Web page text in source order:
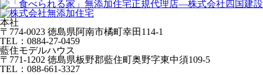
本社
〒774-0023 徳島県阿南市橘町幸田114-1
TEL：0884-27-0459
藍住モデルハウス
〒771-1202 徳島県板野郡藍住町奥野字東中須109-5
TEL：088-661-3327